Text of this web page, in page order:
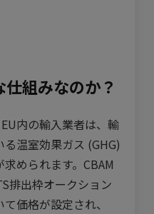
組みなのか？
の輸入業者は、輸
温室効果ガス (GHG)
められます。CBAM
排出枠オークション
価格が設定され、